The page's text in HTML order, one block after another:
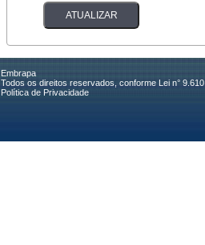
Embrapa
Todos os direitos reservados, conforme Lei n° 9.610
Política de Privacidade